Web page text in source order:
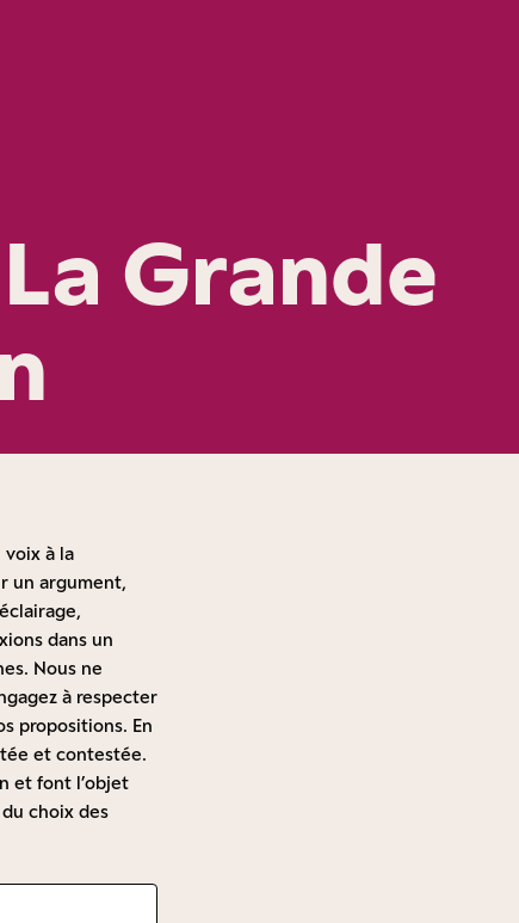
Grande
voix à la
un argument,
dans un
Nous ne
à respecter
propositions. En
et contestée.
et font l’objet
choix des